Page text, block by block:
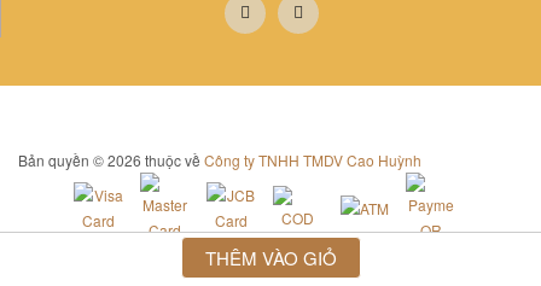
THÊM VÀO GIỎ
Bản quyền © 2026 thuộc về Công ty TNHH TMDV Cao Huỳnh